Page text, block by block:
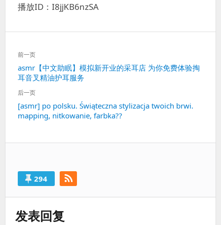
播放ID：I8jjKB6nzSA
文
章
导
航
前一页
上
一
篇：
asmr【中文助眠】模拟新开业的采耳店 为你免费体验掏
耳音叉精油护耳服务
后一页
下
一
[asmr] po polsku. Świąteczna stylizacja twoich brwi.
mapping, nitkowanie, farbka??
294
发表回复